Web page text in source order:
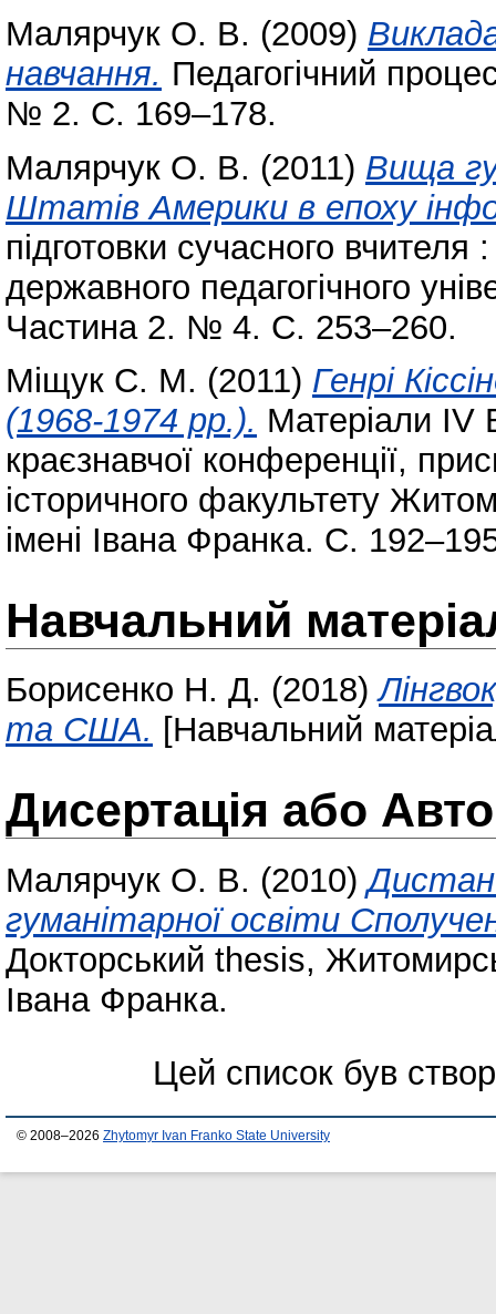
Малярчук О. В. (2009)
навчання. Педагогічний
№ 2. С. 169–178.
Малярчук О. В. (2011) Вища
Штатів Америки в епоху
підготовки сучасного
державного педагогічного
Частина 2. № 4. С. 253–260.
Міщук С. М. (2011) Генрі
(1968-1974 рр.). Матеріали IV
краєзнавчої конференції,
історичного факультету
імені Івана Франка. С.
Навчальний
Борисенко Н. Д. (2018)
та США. [Навчальний
Дисертація або
Малярчук О. В. (2010)
гуманітарної освіти
Докторський thesis,
Івана Франка.
Цей список був
© 2008–2026 Zhytomyr Ivan Franko State University